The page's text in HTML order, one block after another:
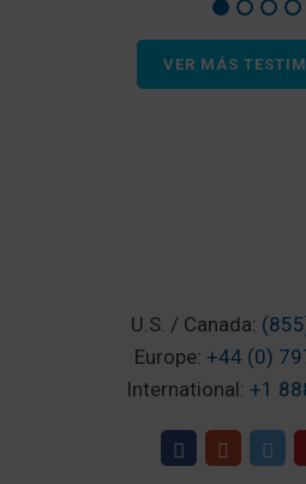
VER MÁS
U.S. / Canada:
Europe: +44 (0)
International: +1